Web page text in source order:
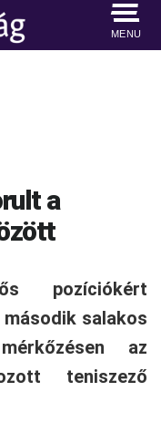
MENU
a
pozíciókért
salakos
az
teniszező